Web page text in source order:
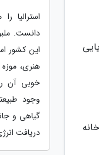
بر فراز رودخانه
استرالیا
دانست.
این کشور
هنری،
خوبی آن
وجود
گیاهی و
دریافت